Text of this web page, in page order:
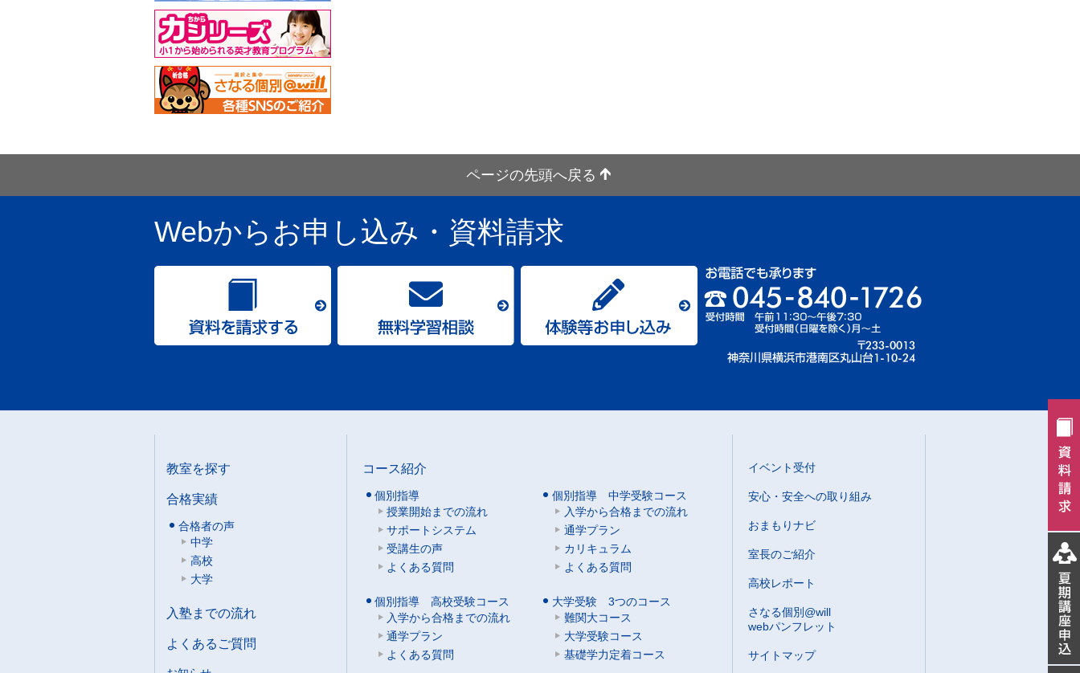
ページの先頭へ戻る
Webからお申し込み ・資料請求
教室を探す
合格実績
合格者の声
中学
高校
大学
入塾までの流れ
よくあるご質問
コース紹介
個別指導
授業開始までの流れ
サポートシステム
受講生の声
よくある質問
個別指導 中学受験コース
入学から合格までの流れ
通学プラン
カリキュラム
よくある質問
個別指導 高校受験コース
入学から合格までの流れ
通学プラン
よくある質問
大学受験 3つのコース
難関大コース
大学受験コース
基礎学力定着コース
イベント受付
安心・安全への取り組み
おまもりナビ
室長のご紹介
高校レポート
さなる個別@will
webパンフレット
サイトマップ